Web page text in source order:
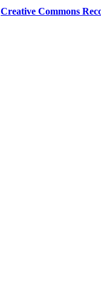
Creative Commons